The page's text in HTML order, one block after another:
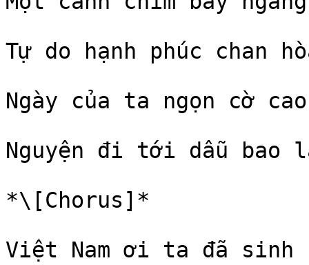
Tự do hạnh phúc chan
Ngày của ta ngọn cờ cao
Nguyện đi tới dẫu bao
*\[Chorus]*
Việt Nam ơi ta đã sinh